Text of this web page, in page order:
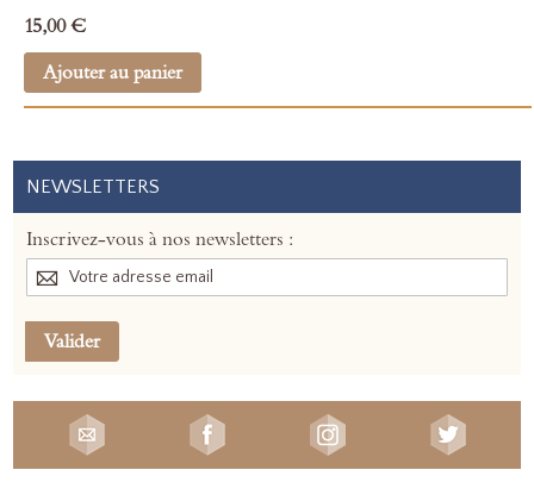
15,00 €
Ajouter au panier
NEWSLETTERS
Inscrivez-vous à nos newsletters :
Valider